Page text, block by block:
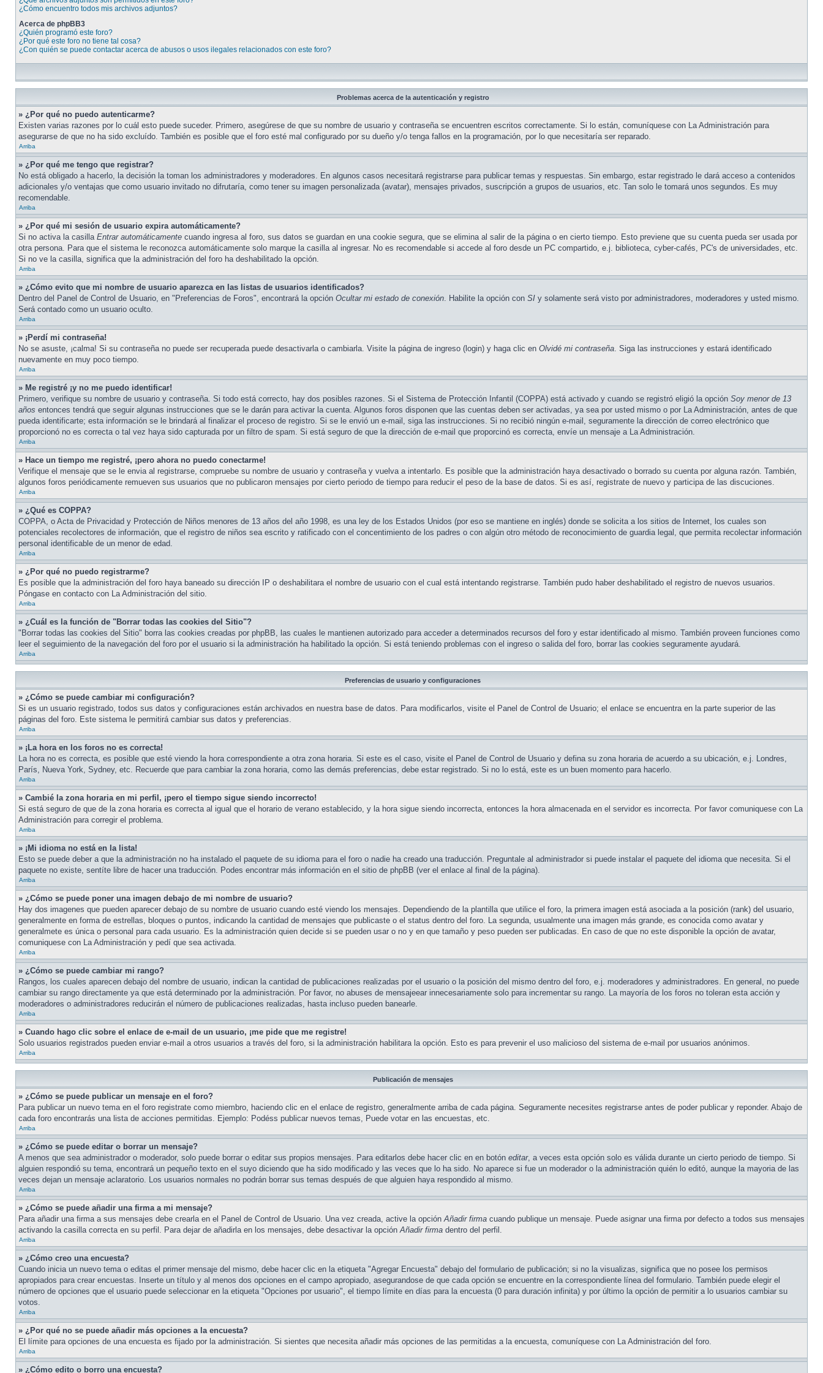
¿Cómo encuentro todos mis archivos adjuntos?
Acerca de phpBB3
¿Quién programó este foro?
¿Por qué este foro no tiene tal cosa?
¿Con quién se puede contactar acerca de abusos o usos ilegales relacionados con este foro?
Problemas acerca de la autenticación y registro
» ¿Por qué no puedo autenticarme?
Existen varias razones por lo cuál esto puede suceder. Primero, asegúrese de que su nombre de usuario y contraseña se encuentren escritos correctamente. Si lo están, comuníquese con La Administración para
asegurarse de que no ha sido excluído. También es posible que el foro esté mal configurado por su dueño y/o tenga fallos en la programación, por lo que necesitaría ser reparado.
Arriba
» ¿Por qué me tengo que registrar?
No está obligado a hacerlo, la decisión la toman los administradores y moderadores. En algunos casos necesitará registrarse para publicar temas y respuestas. Sin embargo, estar registrado le dará acceso a contenidos
adicionales y/o ventajas que como usuario invitado no difrutaría, como tener su imagen personalizada (avatar), mensajes privados, suscripción a grupos de usuarios, etc. Tan solo le tomará unos segundos. Es muy
recomendable.
Arriba
» ¿Por qué mi sesión de usuario expira automáticamente?
Si no activa la casilla Entrar automáticamente cuando ingresa al foro, sus datos se guardan en una cookie segura, que se elimina al salir de la página o en cierto tiempo. Esto previene que su cuenta pueda ser usada por
otra persona. Para que el sistema le reconozca automáticamente solo marque la casilla al ingresar. No es recomendable si accede al foro desde un PC compartido, e.j. biblioteca, cyber-cafés, PC's de universidades, etc.
Si no ve la casilla, significa que la administración del foro ha deshabilitado la opción.
Arriba
» ¿Cómo evito que mi nombre de usuario aparezca en las listas de usuarios identificados?
Dentro del Panel de Control de Usuario, en "Preferencias de Foros", encontrará la opción Ocultar mi estado de conexión. Habilite la opción con SI y solamente será visto por administradores, moderadores y usted mismo.
Será contado como un usuario oculto.
Arriba
» ¡Perdí mi contraseña!
No se asuste, ¡calma! Si su contraseña no puede ser recuperada puede desactivarla o cambiarla. Visite la página de ingreso (login) y haga clic en Olvidé mi contraseña. Siga las instrucciones y estará identificado
nuevamente en muy poco tiempo.
Arriba
» Me registré ¡y no me puedo identificar!
Primero, verifique su nombre de usuario y contraseña. Si todo está correcto, hay dos posibles razones. Si el Sistema de Protección Infantil (COPPA) está activado y cuando se registró eligió la opción Soy menor de 13
años entonces tendrá que seguir algunas instrucciones que se le darán para activar la cuenta. Algunos foros disponen que las cuentas deben ser activadas, ya sea por usted mismo o por La Administración, antes de que
pueda identificarte; esta información se le brindará al finalizar el proceso de registro. Si se le envió un e-mail, siga las instrucciones. Si no recibió ningún e-mail, seguramente la dirección de correo electrónico que
proporcionó no es correcta o tal vez haya sido capturada por un filtro de spam. Si está seguro de que la dirección de e-mail que proporcinó es correcta, envíe un mensaje a La Administración.
Arriba
» Hace un tiempo me registré, ¡pero ahora no puedo conectarme!
Verifique el mensaje que se le envia al registrarse, compruebe su nombre de usuario y contraseña y vuelva a intentarlo. Es posible que la administración haya desactivado o borrado su cuenta por alguna razón. También,
algunos foros periódicamente remueven sus usuarios que no publicaron mensajes por cierto periodo de tiempo para reducir el peso de la base de datos. Si es así, registrate de nuevo y participa de las discuciones.
Arriba
» ¿Qué es COPPA?
COPPA, o Acta de Privacidad y Protección de Niños menores de 13 años del año 1998, es una ley de los Estados Unidos (por eso se mantiene en inglés) donde se solicita a los sitios de Internet, los cuales son
potenciales recolectores de información, que el registro de niños sea escrito y ratificado con el concentimiento de los padres o con algún otro método de reconocimiento de guardia legal, que permita recolectar información
personal identificable de un menor de edad.
Arriba
» ¿Por qué no puedo registrarme?
Es posible que la administración del foro haya baneado su dirección IP o deshabilitara el nombre de usuario con el cual está intentando registrarse. También pudo haber deshabilitado el registro de nuevos usuarios.
Póngase en contacto con La Administración del sitio.
Arriba
» ¿Cuál es la función de "Borrar todas las cookies del Sitio"?
"Borrar todas las cookies del Sitio" borra las cookies creadas por phpBB, las cuales le mantienen autorizado para acceder a determinados recursos del foro y estar identificado al mismo. También proveen funciones como
leer el seguimiento de la navegación del foro por el usuario si la administración ha habilitado la opción. Si está teniendo problemas con el ingreso o salida del foro, borrar las cookies seguramente ayudará.
Arriba
Preferencias de usuario y configuraciones
» ¿Cómo se puede cambiar mi configuración?
Si es un usuario registrado, todos sus datos y configuraciones están archivados en nuestra base de datos. Para modificarlos, visite el Panel de Control de Usuario; el enlace se encuentra en la parte superior de las
páginas del foro. Este sistema le permitirá cambiar sus datos y preferencias.
Arriba
» ¡La hora en los foros no es correcta!
La hora no es correcta, es posible que esté viendo la hora correspondiente a otra zona horaria. Si este es el caso, visite el Panel de Control de Usuario y defina su zona horaria de acuerdo a su ubicación, e.j. Londres,
París, Nueva York, Sydney, etc. Recuerde que para cambiar la zona horaria, como las demás preferencias, debe estar registrado. Si no lo está, este es un buen momento para hacerlo.
Arriba
» Cambié la zona horaria en mi perfil, ¡pero el tiempo sigue siendo incorrecto!
Si está seguro de que de la zona horaria es correcta al igual que el horario de verano establecido, y la hora sigue siendo incorrecta, entonces la hora almacenada en el servidor es incorrecta. Por favor comuniquese con La
Administración para corregir el problema.
Arriba
» ¡Mi idioma no está en la lista!
Esto se puede deber a que la administración no ha instalado el paquete de su idioma para el foro o nadie ha creado una traducción. Preguntale al administrador si puede instalar el paquete del idioma que necesita. Si el
paquete no existe, sentíte libre de hacer una traducción. Podes encontrar más información en el sitio de phpBB (ver el enlace al final de la página).
Arriba
» ¿Cómo se puede poner una imagen debajo de mi nombre de usuario?
Hay dos imagenes que pueden aparecer debajo de su nombre de usuario cuando esté viendo los mensajes. Dependiendo de la plantilla que utilice el foro, la primera imagen está asociada a la posición (rank) del usuario,
generalmente en forma de estrellas, bloques o puntos, indicando la cantidad de mensajes que publicaste o el status dentro del foro. La segunda, usualmente una imagen más grande, es conocida como avatar y
generalmete es única o personal para cada usuario. Es la administración quien decide si se pueden usar o no y en que tamaño y peso pueden ser publicadas. En caso de que no este disponible la opción de avatar,
comuniquese con La Administración y pedí que sea activada.
Arriba
» ¿Cómo se puede cambiar mi rango?
Rangos, los cuales aparecen debajo del nombre de usuario, indican la cantidad de publicaciones realizadas por el usuario o la posición del mismo dentro del foro, e.j. moderadores y administradores. En general, no puede
cambiar su rango directamente ya que está determinado por la administración. Por favor, no abuses de mensajeear innecesariamente solo para incrementar su rango. La mayoría de los foros no toleran esta acción y
moderadores o administradores reducirán el número de publicaciones realizadas, hasta incluso pueden banearle.
Arriba
» Cuando hago clic sobre el enlace de e-mail de un usuario, ¡me pide que me registre!
Solo usuarios registrados pueden enviar e-mail a otros usuarios a través del foro, si la administración habilitara la opción. Esto es para prevenir el uso malicioso del sistema de e-mail por usuarios anónimos.
Arriba
Publicación de mensajes
» ¿Cómo se puede publicar un mensaje en el foro?
Para publicar un nuevo tema en el foro registrate como miembro, haciendo clic en el enlace de registro, generalmente arriba de cada página. Seguramente necesites registrarse antes de poder publicar y reponder. Abajo de
cada foro encontrarás una lista de acciones permitidas. Ejemplo: Podéss publicar nuevos temas, Puede votar en las encuestas, etc.
Arriba
» ¿Cómo se puede editar o borrar un mensaje?
A menos que sea administrador o moderador, solo puede borrar o editar sus propios mensajes. Para editarlos debe hacer clic en en botón editar, a veces esta opción solo es válida durante un cierto periodo de tiempo. Si
alguien respondió su tema, encontrará un pequeño texto en el suyo diciendo que ha sido modificado y las veces que lo ha sido. No aparece si fue un moderador o la administración quién lo editó, aunque la mayoria de las
veces dejan un mensaje aclaratorio. Los usuarios normales no podrán borrar sus temas después de que alguien haya respondido al mismo.
Arriba
» ¿Cómo se puede añadir una firma a mi mensaje?
Para añadir una firma a sus mensajes debe crearla en el Panel de Control de Usuario. Una vez creada, active la opciónAñadir firma cuando publique un mensaje. Puede asignar una firma por defecto a todos sus mensajes
activando la casilla correcta en su perfil. Para dejar de añadirla en los mensajes, debe desactivar la opciónAñadir firma dentro del perfil.
Arriba
» ¿Cómo creo una encuesta?
Cuando inicia un nuevo tema o editas el primer mensaje del mismo, debe hacer clic en la etiqueta "Agregar Encuesta" debajo del formulario de publicación; si no la visualizas, significa que no posee los permisos
apropiados para crear encuestas. Inserte un título y al menos dos opciones en el campo apropiado, asegurandose de que cada opción se encuentre en la correspondiente línea del formulario. También puede elegir el
número de opciones que el usuario puede seleccionar en la etiqueta "Opciones por usuario", el tiempo límite en días para la encuesta (0 para duración infinita) y por último la opción de permitir a lo usuarios cambiar su
votos.
Arriba
» ¿Por qué no se puede añadir más opciones a la encuesta?
El límite para opciones de una encuesta es fijado por la administración. Si sientes que necesita añadir más opciones de las permitidas a la encuesta, comuníquese con La Administración del foro.
Arriba
» ¿Cómo edito o borro una encuesta?